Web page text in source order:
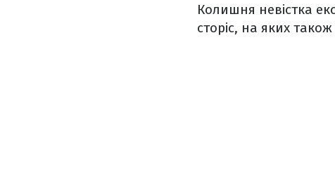
Колишня невістка
сторіс, на яких